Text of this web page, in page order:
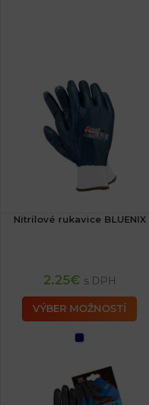
Nitrilové rukavice BLUENIX
2.25€ s DPH
VÝBER MOŽNOSTÍ